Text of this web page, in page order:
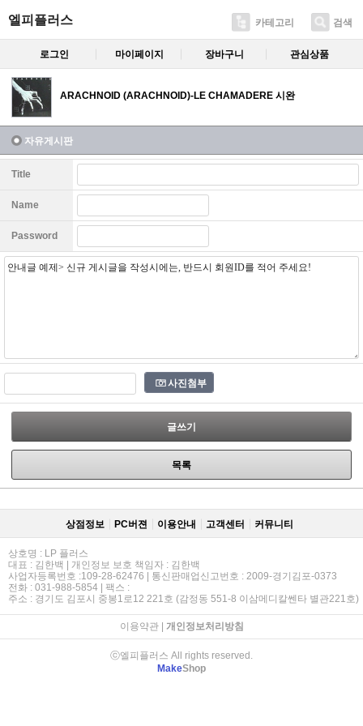
엘피플러스 카테고리 검색
로그인 마이페이지 장바구니 관심상품
ARACHNOID (ARACHNOID)-LE CHAMADERE 시완
자유게시판
Title
Name
Password
사진첨부
글쓰기
목록
상점정보 PC버젼 이용안내 고객센터 커뮤니티
상호명 : LP 플러스
대표 : 김한백 | 개인정보 보호 책임자 : 김한백
사업자등록번호 :109-28-62476 | 통신판매업신고번호 : 2009-경기김포-0373
전화 : 031-988-5854 | 팩스 :
주소 : 경기도 김포시 중봉1로12 221호 (감정동 551-8 이삼메디칼쎈타 별관221호)
이용약관| 개인정보처리방침
ⓒ엘피플러스 All rights reserved.
MakeShop